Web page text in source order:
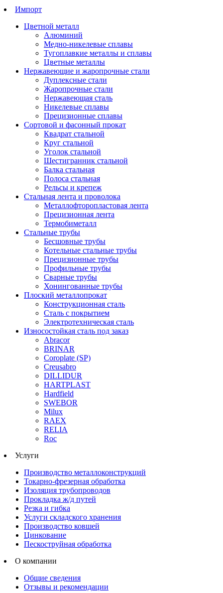
Импорт
Цветной металл
Алюминий
Медно-никелевые сплавы
Тугоплавкие металлы и сплавы
Цветные металлы
Нержавеющие и жаропрочные стали
Дуплексные стали
Жаропрочные стали
Нержавеющая сталь
Никелевые сплавы
Прецизионные сплавы
Сортовой и фасонный прокат
Квадрат стальной
Круг стальной
Уголок стальной
Шестигранник стальной
Балка стальная
Полоса стальная
Рельсы и крепеж
Стальная лента и проволока
Металлофторопластовая лента
Прецизионная лента
Термобиметалл
Стальные трубы
Бесшовные трубы
Котельные стальные трубы
Прецизионные трубы
Профильные трубы
Сварные трубы
Хонингованные трубы
Плоский металлопрокат
Конструкционная сталь
Сталь с покрытием
Электротехническая сталь
Износостойкая сталь под заказ
Abracor
BRINAR
Coroplate (SP)
Creusabro
DILLIDUR
HARTPLAST
Hardfield
SWEBOR
Milux
RAEX
RELIA
Roc
Услуги
Производство металлоконструкций
Токарно-фрезерная обработка
Изоляция трубопроводов
Прокладка ж/д путей
Резка и гибка
Услуги складского хранения
Производство ковшей
Цинкование
Пескоструйная обработка
О компании
Общие сведения
Отзывы и рекомендации